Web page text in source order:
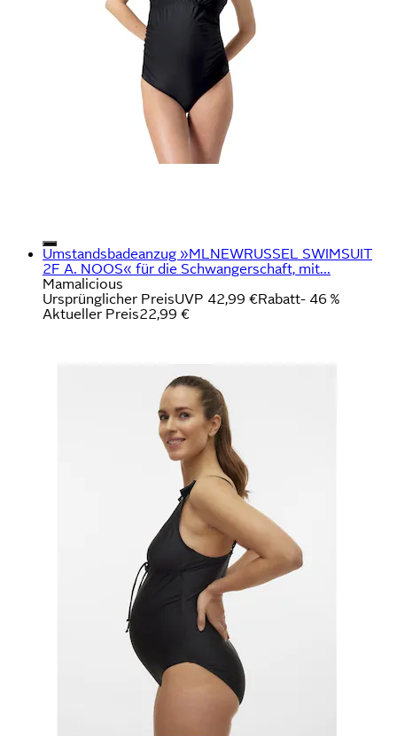
Umstandsbadeanzug »MLNEWRUSSEL SWIMSUIT
2F A. NOOS« für die Schwangerschaft, mit...
Mamalicious
Ursprünglicher PreisUVP 42,99 €Rabatt- 46 %
Aktueller Preis22,99 €